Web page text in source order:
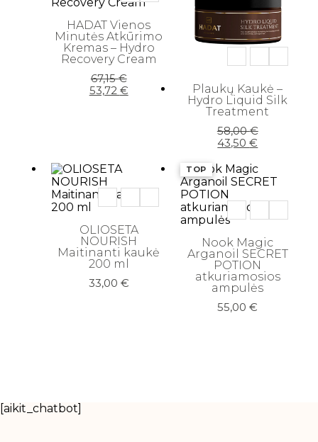
HADAT Vienos
Minutės Atkūrimo
Kremas – Hydro
Recovery Cream
67,15€
Original
price
53,72 €
Current
price
Plaukų Kaukė –
Hydro Liquid Silk
Treatment
58,00€
Original
price
58,00 €.
43,50€
Current
price
43,50 €.
OLIOSETA
NOURISH
Maitinanti kaukė
200 ml
33,00 €
TOP
Nook Magic
Arganoil SECRET
POTION
atkuriamosios
ampulės
55,00€
[aikit_chatbot]